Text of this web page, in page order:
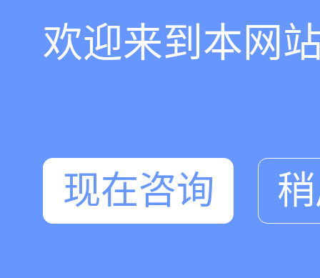
欢迎来到本网
现在咨询
在线咨